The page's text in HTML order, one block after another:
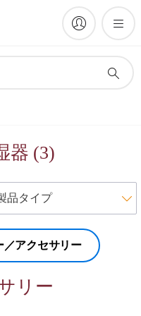
器 (3)
／アクセサリー
リー